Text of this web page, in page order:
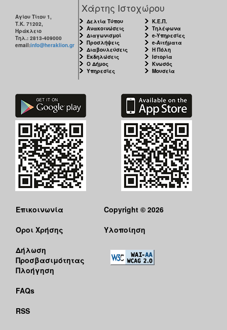
Αγίου Τίτου 1,
Τ.Κ. 71202,
Ηράκλειο
Τηλ.: 2813-409000
email:info@heraklion.gr
Χάρτης Ιστοχώρου
Δελτία Τύπου
Ανακοινώσεις
Διαγωνισμοί
Προσλήψεις
Διαβουλεύσεις
Εκδηλώσεις
Ο Δήμος
Υπηρεσίες
Κ.Ε.Π.
Τηλέφωνα
e-Υπηρεσίες
e-Αιτήματα
Η Πόλη
Ιστορία
Κνωσός
Μουσεία
Επικοινωνία
Όροι Χρήσης
Δήλωση
Προσβασιμότητας
Πλοήγηση
FAQs
RSS
Copyright © 2026
Υλοποίηση